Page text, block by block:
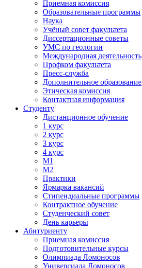
Приемная комиссия
Образовательные программы
Наука
Учёный совет факультета
Диссертационные советы
УМС по геологии
Международная деятельность
Профком факультета
Пресс-служба
Дополнительное образование
Этическая комиссия
Контактная информация
Студенту
Дистанционное обучение
1 курс
2 курс
3 курс
4 курс
М1
М2
Практики
Ярмарка вакансий
Стипендиальные программы
Контрактное обучение
Студенческий совет
День карьеры
Абитуриенту
Приемная комиссия
Подготовительные курсы
Олимпиада Ломоносов
Универсиада Ломоносов